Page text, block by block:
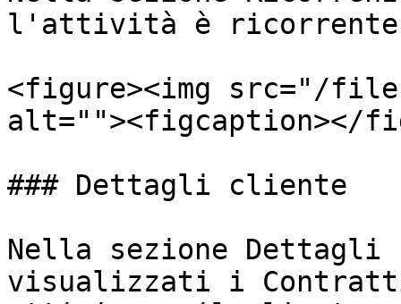
l'attività è ricorrente
<figure><img src="/
alt=""><figcaption></
### Dettagli cliente
Nella sezione Dettagli
visualizzati i